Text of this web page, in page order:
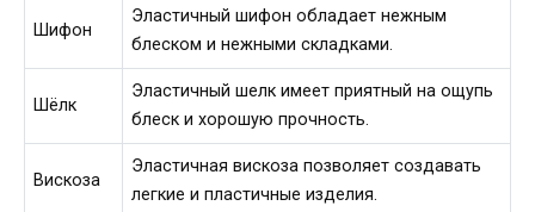
Шифон
Эластичный шифон обладает нежным
блеском и нежными складками.
Шёлк
Эластичный шелк имеет приятный на ощупь
блеск и хорошую прочность.
Вискоза
Эластичная вискоза позволяет создавать
легкие и пластичные изделия.